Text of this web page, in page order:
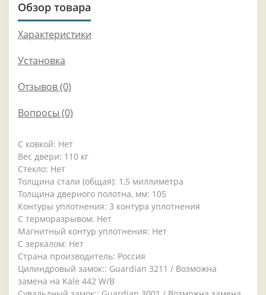
Обзор товара
Характеристики
Установка
Отзывов (0)
Вопросы (0)
С ковкой: Нет
Вес двери: 110 кг
Стекло: Нет
Толщина стали (общая): 1,5 миллиметра
Толщина дверного полотна, мм: 105
Контуры уплотнения: 3 контура уплотнения
С терморазрывом: Нет
Магнитный контур уплотнения: Нет
С зеркалом: Нет
Страна производитель: Россия
Цилиндровый замок:: Guardian 3211 / Возможна
замена на Kale 442 W/B